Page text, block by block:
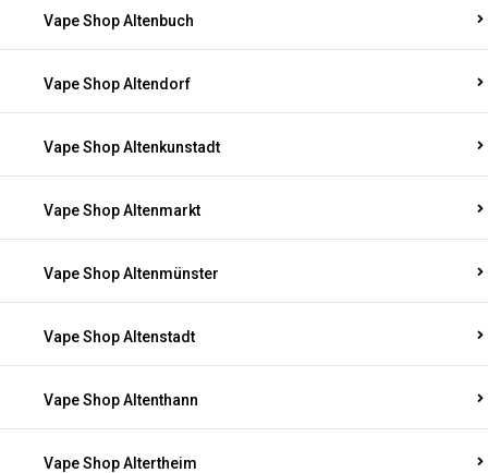
Vape Shop Altenbuch
Vape Shop Altendorf
Vape Shop Altenkunstadt
Vape Shop Altenmarkt
Vape Shop Altenmünster
Vape Shop Altenstadt
Vape Shop Altenthann
Vape Shop Altertheim